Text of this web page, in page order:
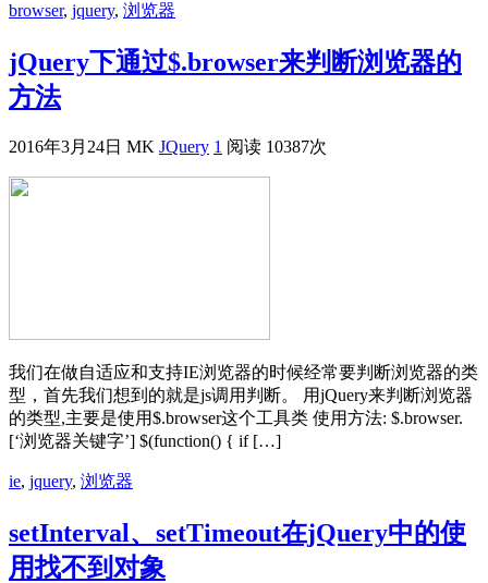
browser, jquery, 浏览器
jQuery下通过$.browser来判断浏览器的
方法
2016年3月24日 MK JQuery 1 阅读 10387次
我们在做自适应和支持IE浏览器的时候经常要判断浏览器的类
型，首先我们想到的就是js调用判断。 用jQuery来判断浏览器
的类型,主要是使用$.browser这个工具类 使用方法: $.browser.
[‘浏览器关键字’] $(function() { if […]
ie, jquery, 浏览器
setInterval、setTimeout在jQuery中的使
用找不到对象